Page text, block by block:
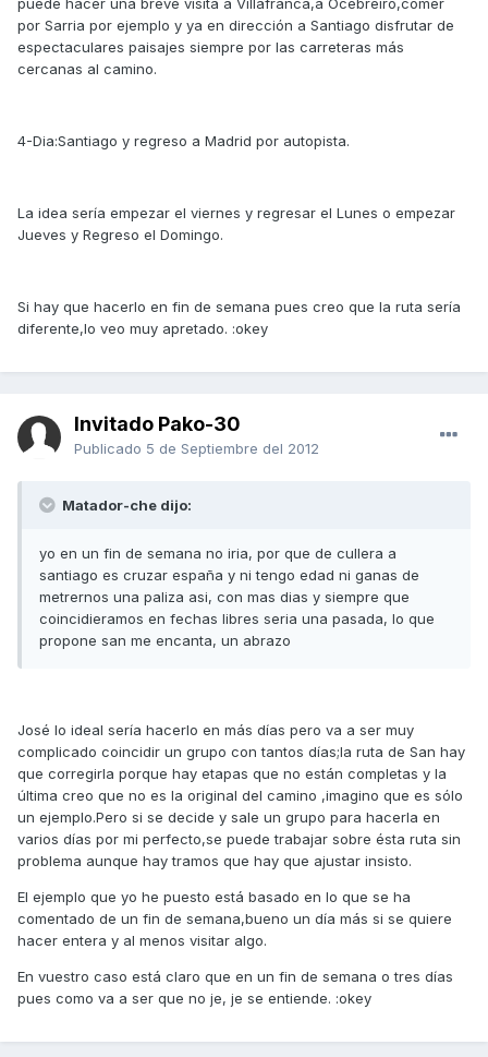
puede hacer una breve visita a Villafranca,a Ocebreiro,comer
por Sarria por ejemplo y ya en dirección a Santiago disfrutar de
espectaculares paisajes siempre por las carreteras más
cercanas al camino.
4-Dia:Santiago y regreso a Madrid por autopista.
La idea sería empezar el viernes y regresar el Lunes o empezar
Jueves y Regreso el Domingo.
Si hay que hacerlo en fin de semana pues creo que la ruta sería
diferente,lo veo muy apretado. :okey
Invitado Pako-30
Publicado 5 de Septiembre del 2012
Matador-che dijo:
yo en un fin de semana no iria, por que de cullera a
santiago es cruzar españa y ni tengo edad ni ganas de
metrernos una paliza asi, con mas dias y siempre que
coincidieramos en fechas libres seria una pasada, lo que
propone san me encanta, un abrazo
José lo ideal sería hacerlo en más días pero va a ser muy
complicado coincidir un grupo con tantos días;la ruta de San hay
que corregirla porque hay etapas que no están completas y la
última creo que no es la original del camino ,imagino que es sólo
un ejemplo.Pero si se decide y sale un grupo para hacerla en
varios días por mi perfecto,se puede trabajar sobre ésta ruta sin
problema aunque hay tramos que hay que ajustar insisto.
El ejemplo que yo he puesto está basado en lo que se ha
comentado de un fin de semana,bueno un día más si se quiere
hacer entera y al menos visitar algo.
En vuestro caso está claro que en un fin de semana o tres días
pues como va a ser que no je, je se entiende. :okey